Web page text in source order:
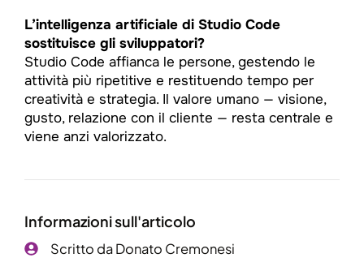
L’intelligenza artificiale di Studio Code
sostituisce gli sviluppatori?
Studio Code affianca le persone, gestendo le
attività più ripetitive e restituendo tempo per
creatività e strategia. Il valore umano — visione,
gusto, relazione con il cliente — resta centrale e
viene anzi valorizzato.
Informazioni sull'articolo
Scritto daDonato Cremonesi